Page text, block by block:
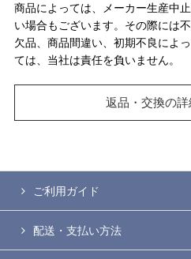
商品によっては、メーカー生産中
い場合もございます。その際には
欠品、商品間違い、初期不良によ
ては、当社は責任を負いません。
返品・交換の
ご利用ガイド
配送・支払い方法